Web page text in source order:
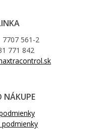
7707 561-2
771 842
NÁKUPE
podmienky